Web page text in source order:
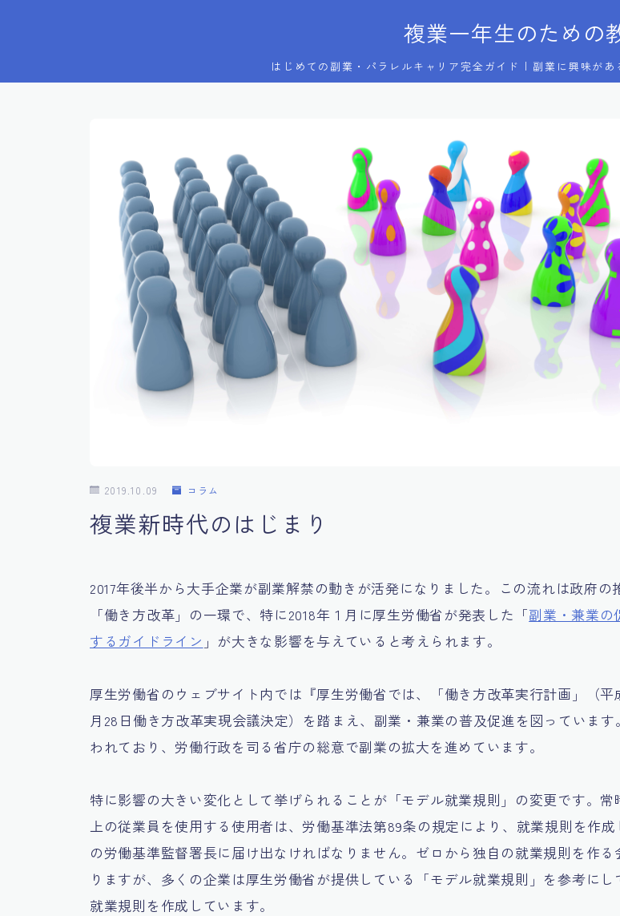
複業一年生のための
はじめての副業・パラレルキャリア完全ガイド | 副業に興味が
2019.10.09 コラム
複業新時代のはじまり
2017年後半から大手企業が副業解禁の動きが活発になりました。この流れは政府の
「働き方改革」の一環で、特に2018年１月に厚生労働省が発表した「副業・兼業の
するガイドライン 」が大きな影響を与えていると考えられます。
厚生労働省のウェブサイト内では『厚生労働省では、「働き方改革実行計画」（平
月28日働き方改革実現会議決定）を踏まえ、副業・兼業の普及促進を図っています
われており、労働行政を司る省庁の総意で副業の拡大を進めています。
特に影響の大きい変化として挙げられることが「モデル就業規則」の変更です。常
上の従業員を使用する使用者は、労働基準法第89条の規定により、就業規則を作成
の労働基準監督署長に届け出なければなりません。ゼロから独自の就業規則を作る
りますが、多くの企業は厚生労働省が提供している「モデル就業規則」を参考にし
就業規則を作成しています。